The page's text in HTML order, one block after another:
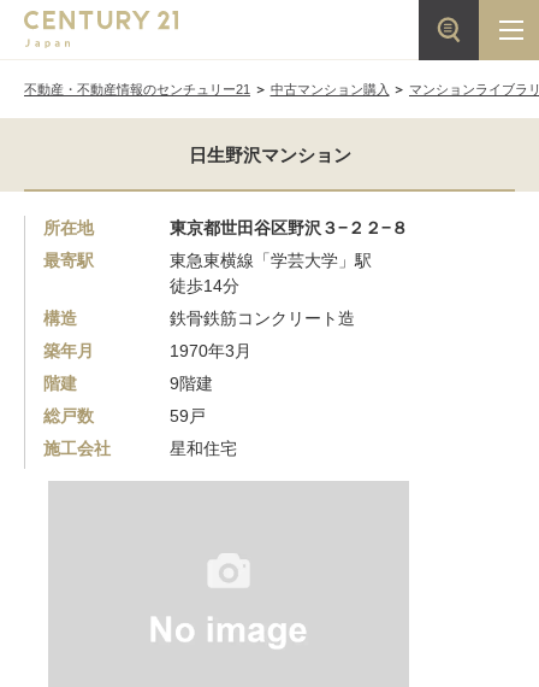
不動産・不動産情報のセンチュリー21 中古マンション購入 マンションライブラ
日生野沢マンション
所在地
東京都世田谷区野沢３−２２−８
最寄駅
東急東横線「学芸大学」駅
徒歩14分
構造
鉄骨鉄筋コンクリート造
築年月
1970年3月
階建
9階建
総戸数
59戸
施工会社
星和住宅